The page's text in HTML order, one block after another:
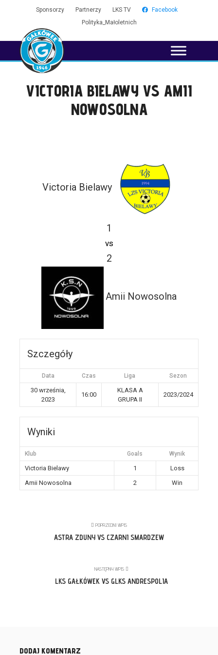
Sponsorzy Partnerzy LKS TV
Facebook
Polityka_Małoletnich
VICTORIA BIELAWY VS AMII
NOWOSOLNA
Victoria Bielawy
1
vs
2
Amii Nowosolna
Szczegóły
Data Czas Liga Sezon
30 września,
2023
16:00
KLASA A
GRUPA II
2023/2024
Wyniki
Klub Goals Wynik
Victoria Bielawy 1
Loss
Amii Nowosolna
2 Win
POPRZEDNI WPIS
ASTRA ZDUNY VS CZARNI SMARDZEW
NASTĘPNY WPIS
LKS GAŁKÓWEK VS GLKS ANDRESPOLIA
DODAJ KOMENTARZ